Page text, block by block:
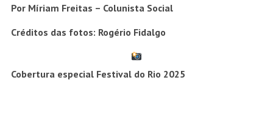
Por Míriam Freitas – Colunista Social
Créditos das fotos: Rogério Fidalgo
Cobertura especial Festival do Rio 2025